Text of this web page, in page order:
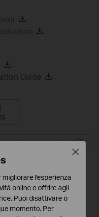
Guide
l'esperienza
online e offrire agli
Puoi disattivare o
momento. Per
Close